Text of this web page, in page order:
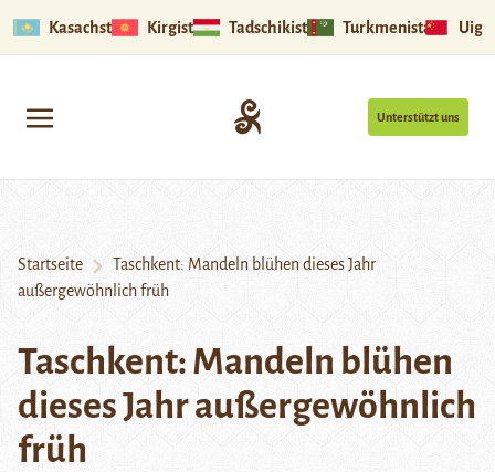
Kasachstan Kirgistan Tadschikistan Turkmenistan
Unterstützt uns
Startseite
Taschkent: Mandeln blühen dieses Jahr
außergewöhnlich früh
Taschkent: Mandeln blühen
dieses Jahr außergewöhnlich
früh